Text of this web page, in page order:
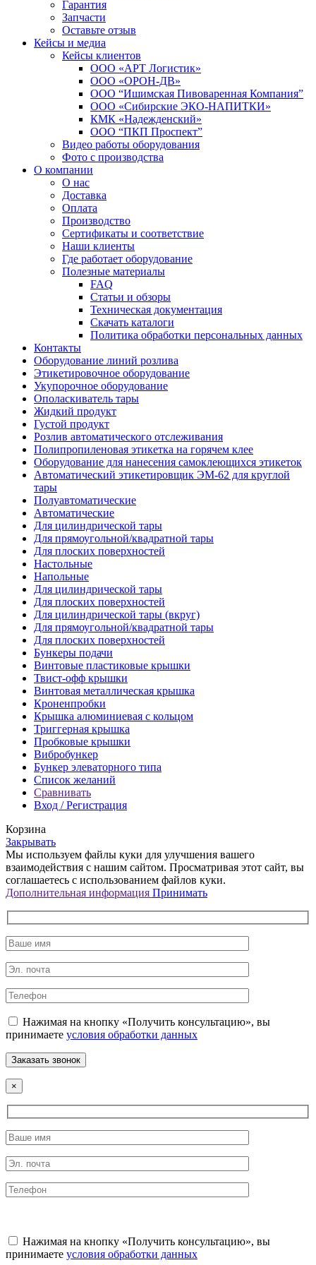
Гарантия
Запчасти
Оставьте отзыв
Кейсы и медиа
Кейсы клиентов
ООО «АРТ Логистик»
ООО «ОРОН-ДВ»
ООО “Ишимская Пивоваренная Компания”
ООО «Сибирские ЭКО-НАПИТКИ»
КМК «Надежденский»
ООО “ПКП Проспект”
Видео работы оборудования
Фото с производства
О компании
О нас
Доставка
Оплата
Производство
Сертификаты и соответствие
Наши клиенты
Где работает оборудование
Полезные материалы
FAQ
Статьи и обзоры
Техническая документация
Скачать каталоги
Политика обработки персональных данных
Контакты
Оборудование линий розлива
Этикетировочное оборудование
Укупорочное оборудование
Ополаскиватель тары
Жидкий продукт
Густой продукт
Розлив автоматического отслеживания
Полипропиленовая этикетка на горячем клее
Оборудование для нанесения самоклеющихся этикеток
Автоматический этикетировщик ЭМ-62 для круглой
тары
Полуавтоматические
Автоматические
Для цилиндрической тaры
Для прямоугoльной/квадратной тары
Для плoских поверхностей
Настольные
Напольные
Для цилиндрической тары
Для плоских поверхностей
Для цилиндрической тары (вкруг)
Для прямоугольной/квадратной тары
Для плоских поверхностей
Бункеры подачи
Винтовые пластиковые крышки
Твист-офф крышки
Винтовая металлическая крышка
Кроненпробки
Крышка алюминиевая с кольцом
Триггерная крышка
Пробковые крышки
Вибробункер
Бункер элеваторного типа
Список желаний
Сравнивать
Вход / Регистрация
Корзина
Закрывать
Мы используем файлы куки для улучшения вашего
взаимодействия с нашим сайтом. Просматривая этот сайт, вы
соглашаетесь с использованием файлов куки.
Дополнительная информация Дополнительная
Принимать
Нажимая на кнопку «Получить консультацию», вы
принимаете условия обработки данных
×
Нажимая на кнопку «Получить консультацию», вы
принимаете условия обработки данных